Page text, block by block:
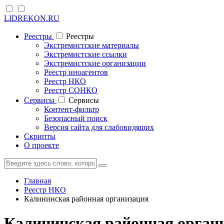
LIDREKON.RU
Реестры
Реестры
Экстремистские материалы
Экстремистские ссылки
Экстремистские организации
Реестр иноагентов
Реестр НКО
Реестр СОНКО
Cервисы
Cервисы
Контент-фильтр
Безопасный поиск
Версия сайта для слабовидящих
Скрипты
О проекте
Главная
Реестр НКО
Калининская районная организация